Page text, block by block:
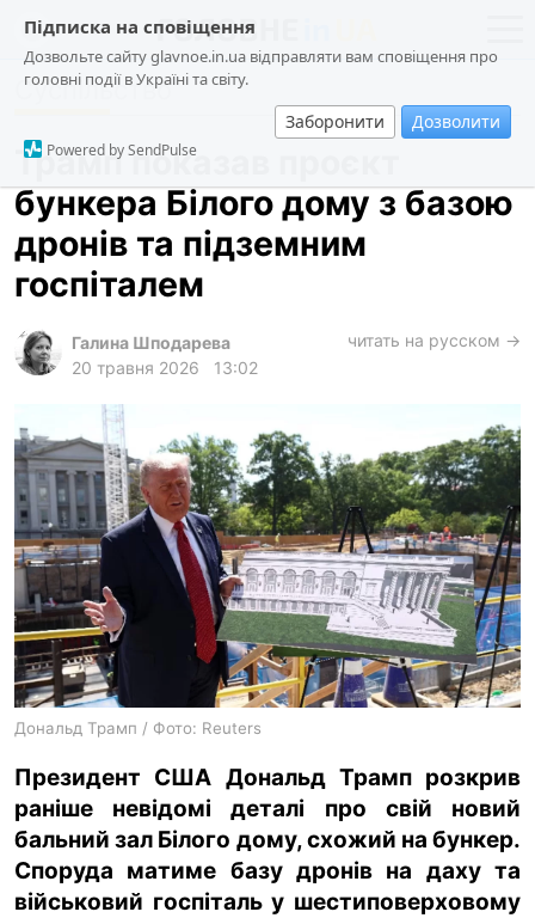
Підписка на сповіщення
Дозвольте сайту glavnoe.in.ua відправляти вам сповіщення про
головні події в Україні та світу.
Заборонити Дозволити
Powered by SendPulse
новини
про проєкт
суспільство
події
кримінал
харків
архів
gambling
ua ru
Суспільство
Трамп показав проєкт
бункера Білого дому з базою
дронів та підземним
госпіталем
Галина Шподарева
20 травня 2026
13:02
читать на русском →
Дональд Трамп / Фото: Reuters
Президент США Дональд Трамп розкрив
раніше невідомі деталі про свій новий
бальний зал Білого дому, схожий на бункер.
Споруда матиме базу дронів на даху та
військовий госпіталь у шестиповерховому